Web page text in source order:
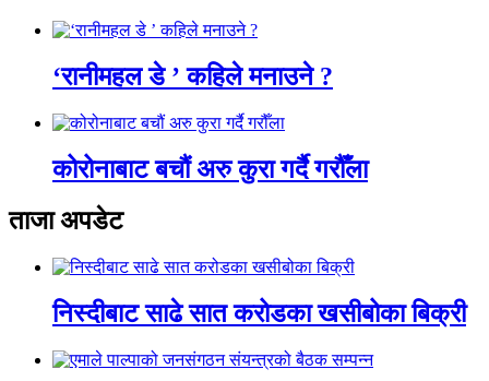
‘रानीमहल डे ’ कहिले मनाउने ?
कोरोनाबाट बचौं अरु कुरा गर्दै गरौँला
ताजा अपडेट
निस्दीबाट साढे सात करोडका खसीबोका बिक्री